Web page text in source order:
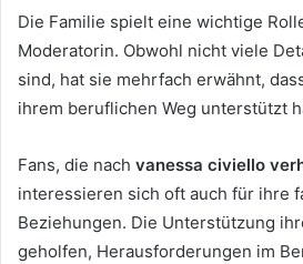
Die Familie spielt eine wichtige
Moderatorin. Obwohl nicht viele
sind, hat sie mehrfach erwähnt,
ihrem beruflichen Weg unterstützt
Fans, die nach vanessa civiello
interessieren sich oft auch für ihre
Beziehungen. Die Unterstützung
geholfen, Herausforderungen im